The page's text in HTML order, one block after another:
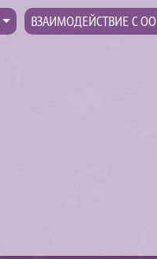
ВЗАИМОДЕЙСТВИЕ С ОО